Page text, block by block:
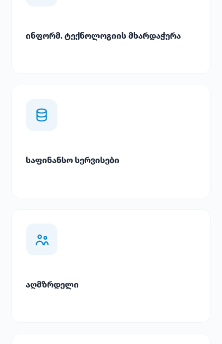
ინფორმ. ტექნოლოგიის მხარდაჭერა
საფინანსო სერვისები
აღმზრდელი